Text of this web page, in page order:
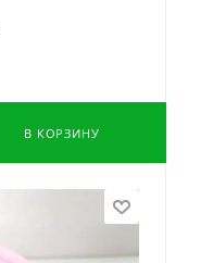
В КОРЗИНУ